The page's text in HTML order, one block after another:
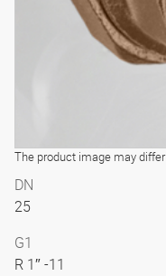
The product image may differ
DN
25
G1
R 1″ -11